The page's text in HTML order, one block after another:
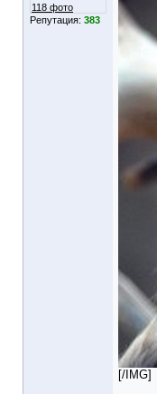
118 фото
Репутация: 383
[/IMG]